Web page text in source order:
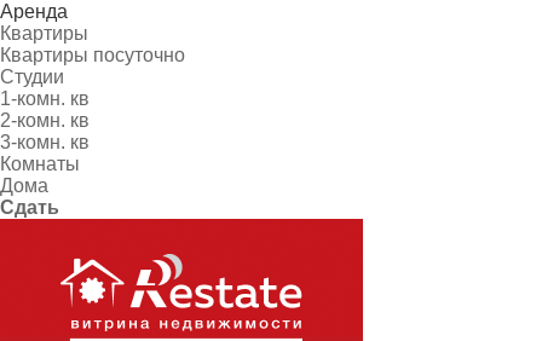
Аренда
Квартиры
Квартиры посуточно
Студии
1-комн. кв
2-комн. кв
3-комн. кв
Комнаты
Дома
Сдать